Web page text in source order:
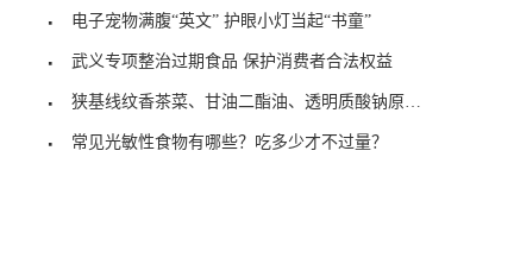
电子宠物满腹“英文” 护眼小灯当起“书童”
武义专项整治过期食品 保护消费者合法权益
狭基线纹香茶菜、甘油二酯油、透明质酸钠原料终止审
常见光敏性食物有哪些？吃多少才不过量？